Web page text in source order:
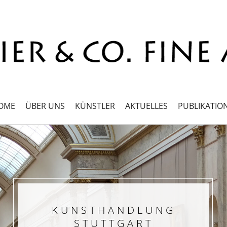
ÜBER UNS KÜNSTLER AKTUELLES
KUNSTHANDLUNG
STUTTGART